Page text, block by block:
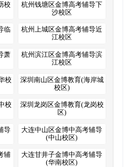
校
杭州钱塘区金博高考辅导下
沙校区
临
杭州上城区金博高考辅导近
江校区
萧
杭州滨江区金博高考辅导滨
江校区
校
深圳南山区金博教育(海岸城
校区)
校
深圳龙岗区金博教育(龙岗校
区)
导
大连中山区金博中高考辅导
(中山校区)
辅
大连甘井子金博中高考辅导
(华南校区)